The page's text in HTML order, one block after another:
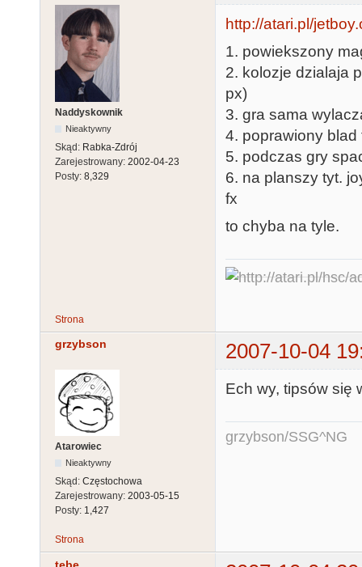
Naddyskownik
Nieaktywny
Skąd: Rabka-Zdrój
Zarejestrowany: 2002-04-23
Posty: 8,329
http://atari.pl/
1. powiekszony
2. kolozje dzialaja
px)
3. gra sama
4. poprawiony
5. podczas gry
6. na planszy tyt.
fx
to chyba na tyle.
Strona
grzybson 2007-10-04
Atarowiec
Nieaktywny
Skąd: Częstochowa
Zarejestrowany: 2003-05-15
Posty: 1,427
Ech wy, tipsów się
grzybson/SSG^NG
Strona
tebe